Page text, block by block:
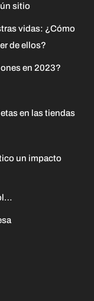
sitio
vidas: ¿Cómo
de ellos?
en 2023?
en las tiendas
un impacto